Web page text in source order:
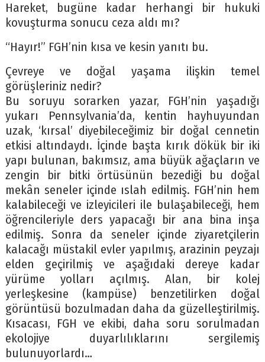
Hareket, bugüne kadar herhangi bir hukuki
kovuşturma sonucu ceza aldı mı?
“Hayır!” FGH’nin kısa ve kesin yanıtı bu.
Çevreye ve doğal yaşama ilişkin temel
görüşleriniz nedir?
Bu soruyu sorarken yazar, FGH’nin yaşadığı
yukarı Pennsylvania’da, kentin hayhuyundan
uzak, ‘kırsal’ diyebileceğimiz bir doğal cennetin
etkisi altındaydı. İçinde başta kırık dökük bir iki
yapı bulunan, bakımsız, ama büyük ağaçların ve
zengin bir bitki örtüsünün bezediği bu doğal
mekân seneler içinde ıslah edilmiş. FGH’nin hem
kalabileceği ve izleyicileri ile bulaşabileceği, hem
öğrencileriyle ders yapacağı bir ana bina inşa
edilmiş. Sonra da seneler içinde ziyaretçilerin
kalacağı müstakil evler yapılmış, arazinin peyzajı
elden geçirilmiş ve aşağıdaki dereye kadar
yürüme yolları açılmış. Alan, bir kolej
yerleşkesine (kampüse) benzetilirken doğal
görüntüsü bozulmadan daha da güzelleştirilmiş.
Kısacası, FGH ve ekibi, daha soru sorulmadan
ekolojiye duyarlılıklarını sergilemiş
bulunuyorlardı…